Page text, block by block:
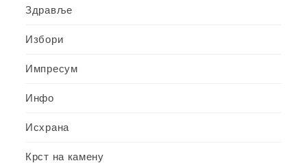
Здравље
Избори
Импресум
Инфо
Исхрана
Крст на камену